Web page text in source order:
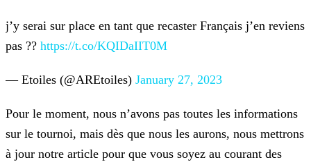
j’y serai sur place en tant que recaster Français j’en reviens
pas ?? https://t.co/KQIDaIIT0M
— Etoiles (@AREtoiles) January 27, 2023
Pour le moment, nous n’avons pas toutes les informations
sur le tournoi, mais dès que nous les aurons, nous mettrons
à jour notre article pour que vous soyez au courant des